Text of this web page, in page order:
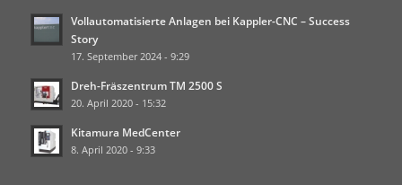
Vollautomatisierte Anlagen bei Kappler-CNC – Success
Story
17. September 2024 - 9:29
Dreh-Fräszentrum TM 2500 S
20. April 2020 - 15:32
Kitamura MedCenter
8. April 2020 - 9:33